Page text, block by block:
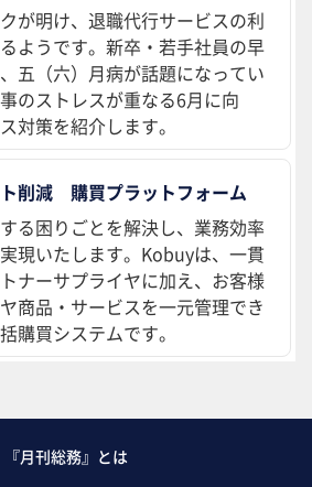
が明け、退職代行サービスの利
ようです。新卒・若手社員の早
五（六）月病が話題になってい
のストレスが重なる6月に向
対策を紹介します。
削減 購買プラットフォーム
る困りごとを解決し、業務効率
現いたします。Kobuyは、一貫
ナーサプライヤに加え、お客様
商品・サービスを一元管理でき
購買システムです。
『月刊総務』とは